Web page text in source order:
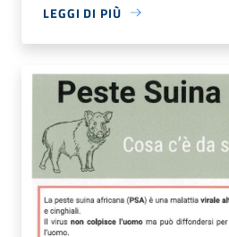
LEGGI DI PIÙ